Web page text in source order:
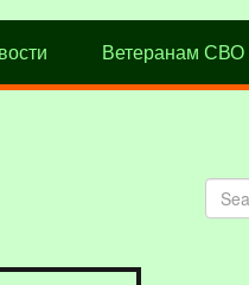
Ветеранам СВО
Search